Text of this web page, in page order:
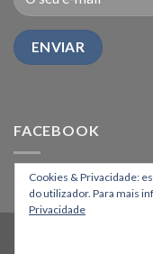
FACEBOOK
Cookies & Privacidade:
do utilizador. Para mais
Privacidade